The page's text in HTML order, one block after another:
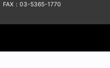
FAX：03-5365-1770